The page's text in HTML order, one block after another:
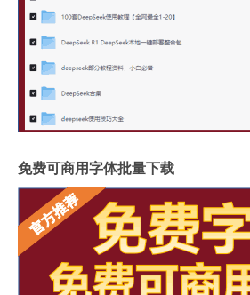
免费可商用字体批量下载